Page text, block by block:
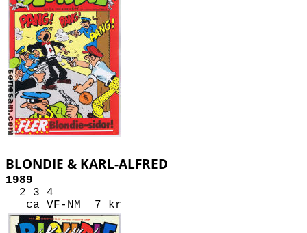
BLONDIE & KARL-ALFRED
1989
2 3 4
ca VF-NM 7 kr